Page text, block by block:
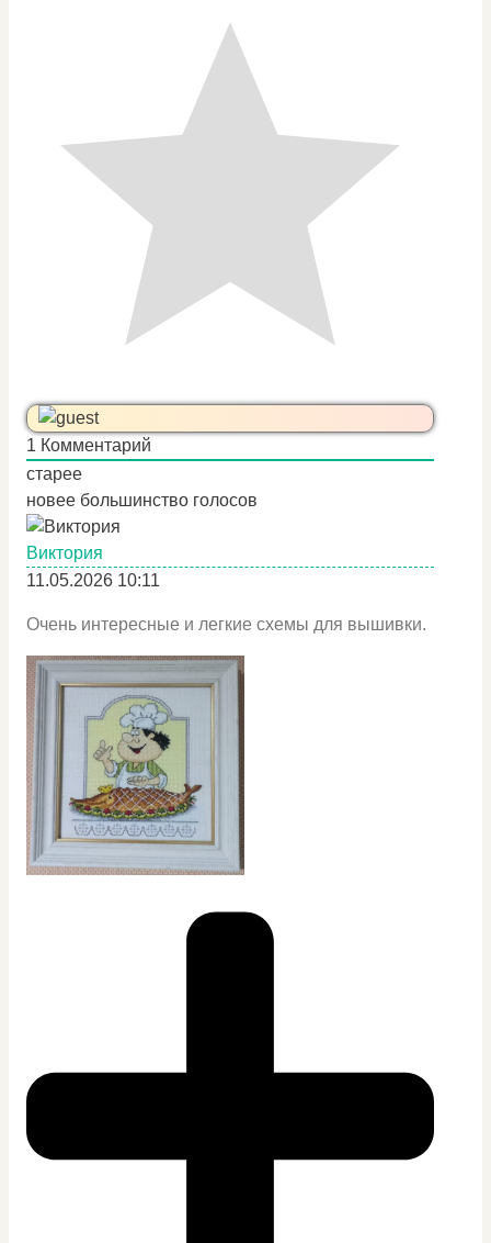
1 Комментарий
старее
новее большинство голосов
Виктория
11.05.2026 10:11
Очень интересные и легкие схемы для вышивки.